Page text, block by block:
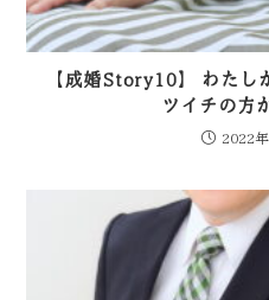
【成婚Story10】 わたし
ツイチの方
2022